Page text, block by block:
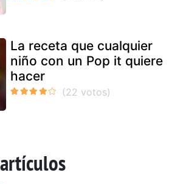
La receta que cualquier
niño con un Pop it quiere
hacer